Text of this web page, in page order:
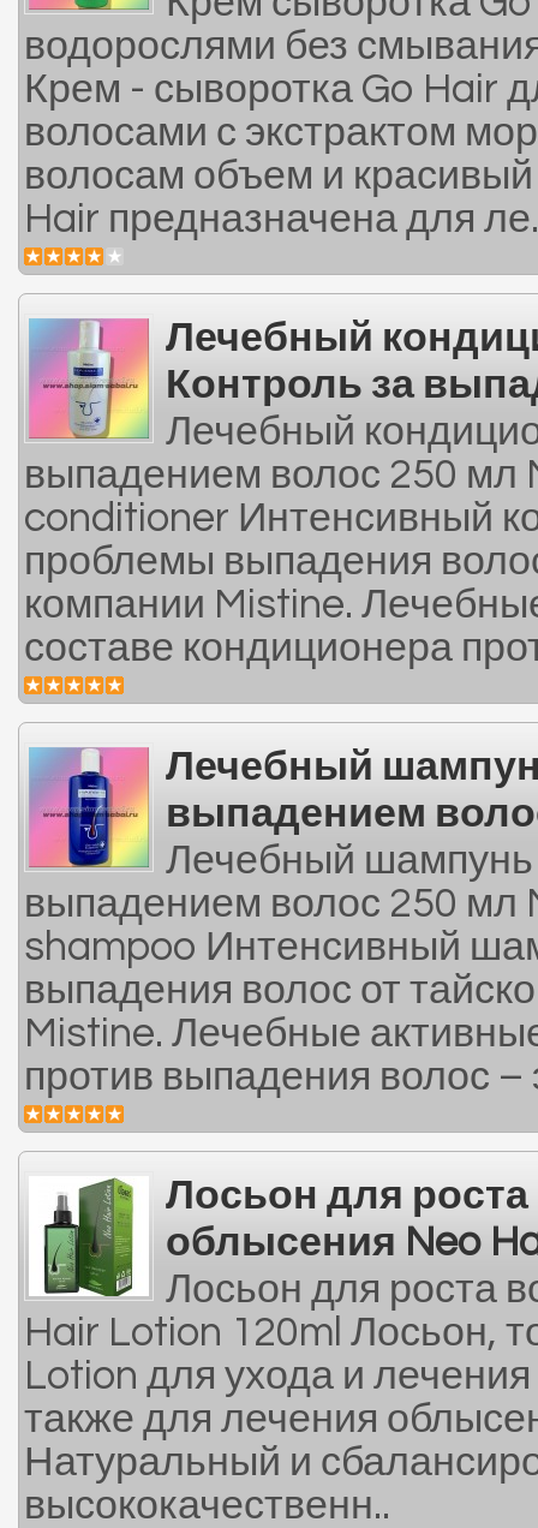
водорослями без
Крем - сыворотка Go Hair
волосами с экстрактом
волосам объем и
Hair предназначена для
Лечебный
Контроль за
Лечебный
выпадением волос 250 мл
conditioner Интенсивный
проблемы выпадения
компании Mistine.
составе кондиционера
Лечебный
выпадением
Лечебный шампунь
выпадением волос 250 мл
shampoo Интенсивный
выпадения волос от
Mistine. Лечебные
против выпадения волос –
Лосьон для роста
облысения Neo
Лосьон для роста
Hair Lotion 120ml Лосьон,
Lotion для ухода и
также для лечения
Натуральный и
высококачественн..